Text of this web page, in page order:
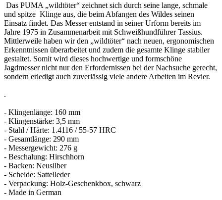
Das PUMA „wildtöter“ zeichnet sich durch seine lange, schmale
und spitze Klinge aus, die beim Abfangen des Wildes seinen
Einsatz findet. Das Messer entstand in seiner Urform bereits im
Jahre 1975 in Zusammenarbeit mit Schweißhundführer Tassius.
Mittlerweile haben wir den „wildtöter“ nach neuen, ergonomischen
Erkenntnissen überarbeitet und zudem die gesamte Klinge stabiler
gestaltet. Somit wird dieses hochwertige und formschöne
Jagdmesser nicht nur den Erfordernissen bei der Nachsuche gerecht,
sondern erledigt auch zuverlässig viele andere Arbeiten im Revier.
.
- Klingenlänge: 160 mm
- Klingenstärke: 3,5 mm
- Stahl / Härte: 1.4116 / 55-57 HRC
- Gesamtlänge: 290 mm
- Messergewicht: 276 g
- Beschalung: Hirschhorn
- Backen: Neusilber
- Scheide: Sattelleder
- Verpackung: Holz-Geschenkbox, schwarz
- Made in German